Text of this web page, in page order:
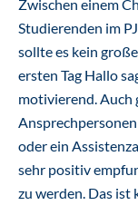
Zwischen einem
Studierenden im
sollte es kein
ersten Tag Hallo
motivierend. Auch
oder ein
sehr positiv
zu werden. Das ist